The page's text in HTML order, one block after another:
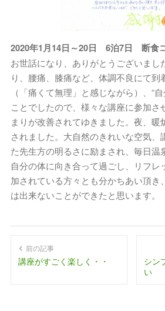
2020年1月14日～20日 6泊7日 断
お世話になり、ありがとうございまし
り、腰痛、膝痛など、体調不良にて到
（「痛くて無理」と感じながら）、”
ことでしたので、様々な講座に参加さ
まりが改善されてゆきました。夜、暖
されました。大自然のきれいな空気、
た先生方の明るさに励まされ、毎日温
自分の体に向き合って過ごし、リフレ
加されている方々とも分かちあい頂き
は出来ないことができたと思います
前の記事
講座がすごく楽しく・・
シン
い